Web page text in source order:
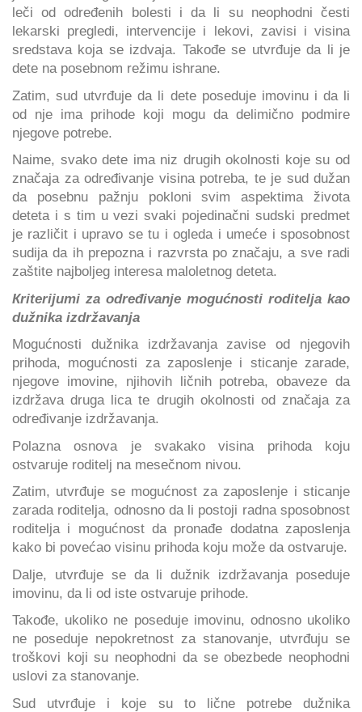
leči od određenih bolesti i da li su neophodni česti
lekarski pregledi, intervencije i lekovi, zavisi i visina
sredstava koja se izdvaja. Takođe se utvrđuje da li je
dete na posebnom režimu ishrane.
Zatim, sud utvrđuje da li dete poseduje imovinu i da li
od nje ima prihode koji mogu da delimično podmire
njegove potrebe.
Naime, svako dete ima niz drugih okolnosti koje su od
značaja za određivanje visina potreba, te je sud dužan
da posebnu pažnju pokloni svim aspektima života
deteta i s tim u vezi svaki pojedinačni sudski predmet
je različit i upravo se tu i ogleda i umeće i sposobnost
sudija da ih prepozna i razvrsta po značaju, a sve radi
zaštite najboljeg interesa maloletnog deteta.
Кriterijumi za određivanje mogućnosti roditelja kao
dužnika izdržavanja
Mogućnosti dužnika izdržavanja zavise od njegovih
prihoda, mogućnosti za zaposlenje i sticanje zarade,
njegove imovine, njihovih ličnih potreba, obaveze da
izdržava druga lica te drugih okolnosti od značaja za
određivanje izdržavanja.
Polazna osnova je svakako visina prihoda koju
ostvaruje roditelj na mesečnom nivou.
Zatim, utvrđuje se mogućnost za zaposlenje i sticanje
zarada roditelja, odnosno da li postoji radna sposobnost
roditelja i mogućnost da pronađe dodatna zaposlenja
kako bi povećao visinu prihoda koju može da ostvaruje.
Dalje, utvrđuje se da li dužnik izdržavanja poseduje
imovinu, da li od iste ostvaruje prihode.
Takođe, ukoliko ne poseduje imovinu, odnosno ukoliko
ne poseduje nepokretnost za stanovanje, utvrđuju se
troškovi koji su neophodni da se obezbede neophodni
uslovi za stanovanje.
Sud utvrđuje i koje su to lične potrebe dužnika